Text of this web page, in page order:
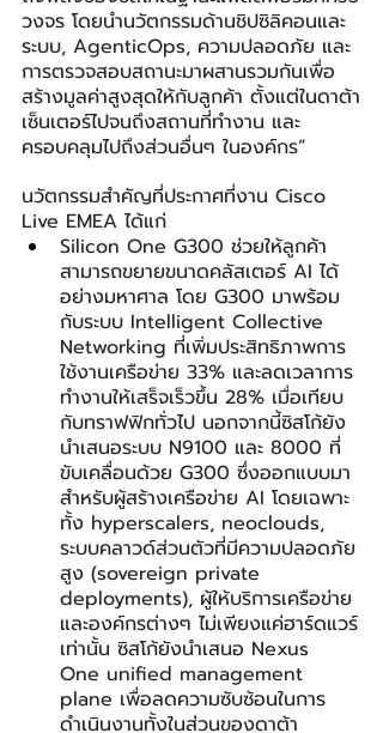
วงจร โดยนำนวัตกรรมด้านชิปซิลิคอนและ
ระบบ, AgenticOps, ความปลอดภัย และ
การตรวจสอบสถานะมาผสานรวมกันเพื่อ
สร้างมูลค่าสูงสุดให้กับลูกค้า ตั้งแต่ในดาต้า
เซ็นเตอร์ไปจนถึงสถานที่ทำงาน และ
ครอบคลุมไปถึงส่วนอื่นๆ ในองค์กร”
นวัตกรรมสำคัญที่ประกาศที่งาน Cisco
Live EMEA ได้แก่
Silicon One G300 ช่วยให้ลูกค้า
สามารถขยายขนาดคลัสเตอร์ AI ได้
อย่างมหาศาล โดย G300 มาพร้อม
กับระบบ Intelligent Collective
Networking ที่เพิ่มประสิทธิภาพการ
ใช้งานเครือข่าย 33% และลดเวลาการ
ทำงานให้เสร็จเร็วขึ้น 28% เมื่อเทียบ
กับทราฟฟิกทั่วไป นอกจากนี้ซิสโก้ยัง
นำเสนอระบบ N9100 และ 8000 ที่
ขับเคลื่อนด้วย G300 ซึ่งออกแบบมา
สำหรับผู้สร้างเครือข่าย AI โดยเฉพาะ
ทั้ง hyperscalers, neoclouds,
ระบบคลาวด์ส่วนตัวที่มีความปลอดภัย
สูง (sovereign private
deployments), ผู้ให้บริการเครือข่าย
และองค์กรต่างๆ ไม่เพียงแค่ฮาร์ดแวร์
เท่านั้น ซิสโก้ยังนำเสนอ Nexus
One unified management
plane เพื่อลดความซับซ้อนในการ
ดำเนินงานทั้งในส่วนของดาต้า